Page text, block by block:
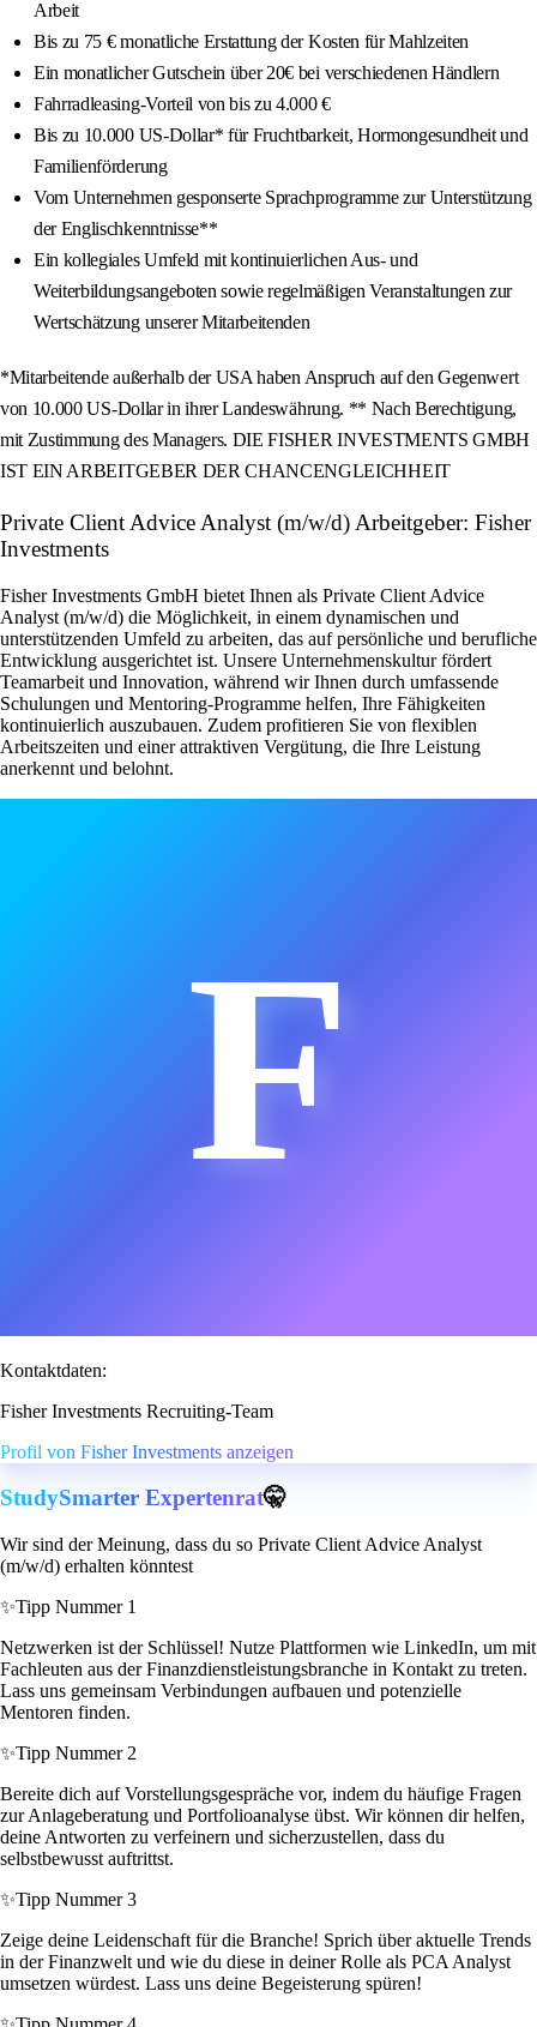
Arbeit
Bis zu 75 € monatliche Erstattung der Kosten für Mahlzeiten
Ein monatlicher Gutschein über 20€ bei verschiedenen Händlern
Fahrradleasing-Vorteil von bis zu 4.000 €
Bis zu 10.000 US-Dollar* für Fruchtbarkeit, Hormongesundheit und
Familienförderung
Vom Unternehmen gesponserte Sprachprogramme zur Unterstützung
der Englischkenntnisse**
Ein kollegiales Umfeld mit kontinuierlichen Aus- und
Weiterbildungsangeboten sowie regelmäßigen Veranstaltungen zur
Wertschätzung unserer Mitarbeitenden
*Mitarbeitende außerhalb der USA haben Anspruch auf den Gegenwert
von 10.000 US-Dollar in ihrer Landeswährung. ** Nach Berechtigung,
mit Zustimmung des Managers. DIE FISHER INVESTMENTS GMBH
IST EIN ARBEITGEBER DER CHANCENGLEICHHEIT
Private Client Advice Analyst (m/w/d) Arbeitgeber: Fisher
Investments
Fisher Investments GmbH bietet Ihnen als Private Client Advice
Analyst (m/w/d) die Möglichkeit, in einem dynamischen und
unterstützenden Umfeld zu arbeiten, das auf persönliche und berufliche
Entwicklung ausgerichtet ist. Unsere Unternehmenskultur fördert
Teamarbeit und Innovation, während wir Ihnen durch umfassende
Schulungen und Mentoring-Programme helfen, Ihre Fähigkeiten
kontinuierlich auszubauen. Zudem profitieren Sie von flexiblen
Arbeitszeiten und einer attraktiven Vergütung, die Ihre Leistung
anerkennt und belohnt.
F
Kontaktdaten:
Fisher Investments Recruiting-Team
Profil von Fisher Investments anzeigen
StudySmarter Expertenrat🤫
Wir sind der Meinung, dass du so Private Client Advice Analyst
(m/w/d) erhalten könntest
✨Tipp Nummer 1
Netzwerken ist der Schlüssel! Nutze Plattformen wie LinkedIn, um mit
Fachleuten aus der Finanzdienstleistungsbranche in Kontakt zu treten.
Lass uns gemeinsam Verbindungen aufbauen und potenzielle
Mentoren finden.
✨Tipp Nummer 2
Bereite dich auf Vorstellungsgespräche vor, indem du häufige Fragen
zur Anlageberatung und Portfolioanalyse übst. Wir können dir helfen,
deine Antworten zu verfeinern und sicherzustellen, dass du
selbstbewusst auftrittst.
✨Tipp Nummer 3
Zeige deine Leidenschaft für die Branche! Sprich über aktuelle Trends
in der Finanzwelt und wie du diese in deiner Rolle als PCA Analyst
umsetzen würdest. Lass uns deine Begeisterung spüren!